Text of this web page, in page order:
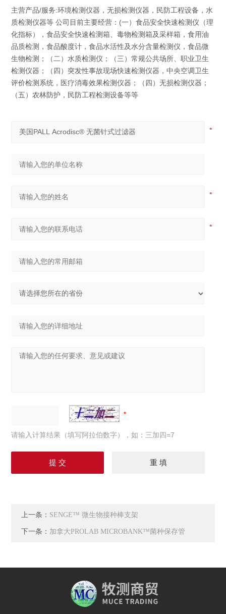
主营产品/服务:环境检测仪器，无损检测仪器，民防工程设备，水
质检测仪器等 公司目前主要经营：(一）食品安全快速检测仪（理
化指标），食品安全快速检测箱、毒物检测箱及采样箱，食用油
品质检测，食品酸度计，食品水活性及水分含量检测仪，食品微
生物检测；（二）水质检测仪；（三）常规公共场所、职业卫生
检测仪器；（四）突发性事故现场快速检测仪器，中央空调卫生
评价检测系统，医疗消毒效果检测仪器；（四）无损检测仪器；
（五）农林防护，民防工程检测设备等等
请输入计算结果（填写阿拉伯数字），如：三加四=7
上一条： SENGE™ 微生物接种棒支架
下一条： 加拿大PROLAB MICROBANK™菌种保存管